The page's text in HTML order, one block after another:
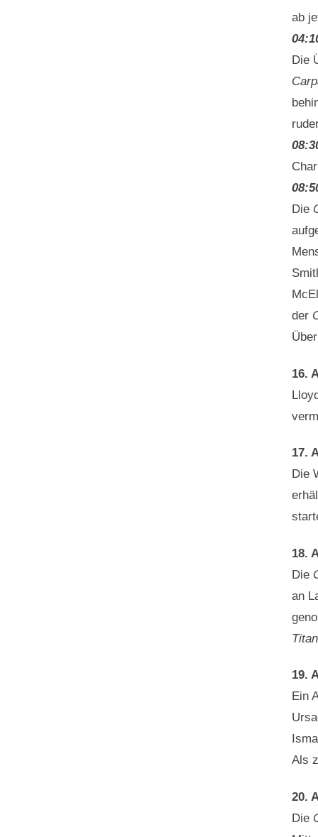
ab
Die
Die
der
16.
17.
Die
18.
Die
an
19.
Ein
Als
20.
Die